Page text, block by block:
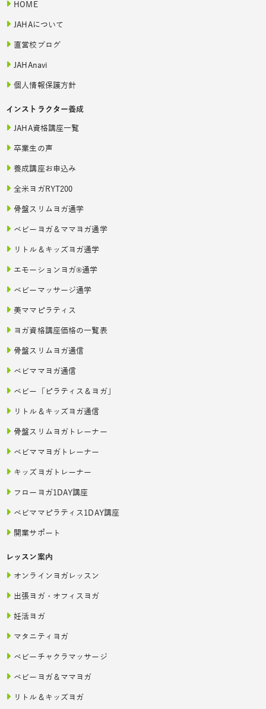
HOME
JAHAについて
直営校ブログ
JAHAnavi
個人情報保護方針
インストラクター養成
JAHA資格講座一覧
卒業生の声
養成講座お申込み
全米ヨガRYT200
骨盤スリムヨガ通学
ベビーヨガ＆ママヨガ通学
リトル＆キッズヨガ通学
エモーションヨガ®通学
ベビーマッサージ通学
美ママピラティス
ヨガ資格講座価格の一覧表
骨盤スリムヨガ通信
ベビママヨガ通信
ベビー「ピラティス＆ヨガ」
リトル＆キッズヨガ通信
骨盤スリムヨガトレーナー
ベビママヨガトレーナー
キッズヨガトレーナー
フローヨガ1DAY講座
ベビママピラティス1DAY講座
開業サポート
レッスン案内
オンラインヨガレッスン
出張ヨガ・オフィスヨガ
妊活ヨガ
マタニティヨガ
ベビーチャクラマッサージ
ベビーヨガ＆ママヨガ
リトル＆キッズヨガ